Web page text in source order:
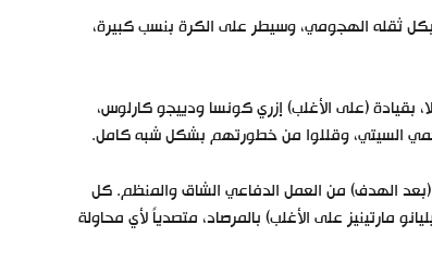
ثقله الهجومي، وسيطر على الكرة بنسب كبيرة،
بقيادة (على الأغلب) إزري كونسا ودييجو كارلوس،
السيتي، وقللوا من خطورتهم بشكل شبه كامل.
حظ، بل كان نتاج 70 دقيقة (بعد الهدف) من العمل الدفاعي الشاق والمنظم. كل
مارتينيز على الأغلب) بالمرصاد، متصدياً لأي محاولة